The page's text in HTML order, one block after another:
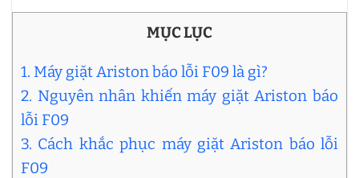
MỤC LỤC
1. Máy giặt Ariston báo lỗi F09 là gì?
2. Nguyên nhân khiến máy giặt Ariston báo
lỗi F09
3. Cách khắc phục máy giặt Ariston báo lỗi
F09